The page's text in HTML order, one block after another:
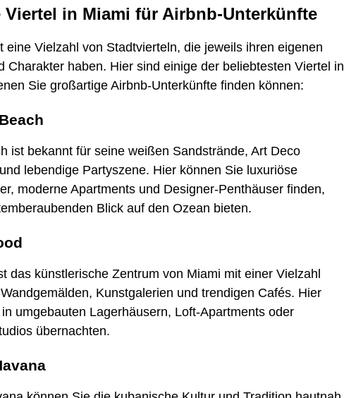
Viertel in Miami für Airbnb-Unterkünfte
eine Vielzahl von Stadtvierteln, die jeweils ihren eigenen
Charakter haben. Hier sind einige der beliebtesten Viertel in
Sie großartige Airbnb-Unterkünfte finden können:
ist bekannt für seine weißen Sandstrände, Art Deco
lebendige Partyszene. Hier können Sie luxuriöse
moderne Apartments und Designer-Penthäuser finden,
Blick auf den Ozean bieten.
das künstlerische Zentrum von Miami mit einer Vielzahl
Kunstgalerien und trendigen Cafés. Hier
umgebauten Lagerhäusern, Loft-Apartments oder
übernachten.